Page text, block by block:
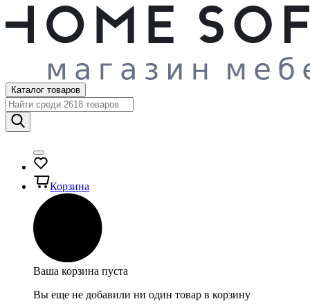
Каталог товаров
Корзина
Ваша корзина пуста
Вы еще не добавили ни один товар в корзину